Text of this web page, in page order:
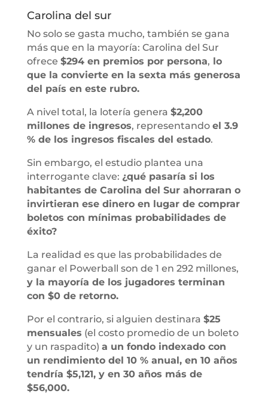
Carolina del sur
No solo se gasta mucho, también se gana
más que en la mayoría: Carolina del Sur
ofrece $294 en premios por persona, lo
que la convierte en la sexta más generosa
del país en este rubro.
A nivel total, la lotería genera $2,200
millones de ingresos, representando el 3.9
% de los ingresos fiscales del estado.
Sin embargo, el estudio plantea una
interrogante clave: ¿qué pasaría si los
habitantes de Carolina del Sur ahorraran o
invirtieran ese dinero en lugar de comprar
boletos con mínimas probabilidades de
éxito?
La realidad es que las probabilidades de
ganar el Powerball son de 1 en 292 millones,
y la mayoría de los jugadores terminan
con $0 de retorno.
Por el contrario, si alguien destinara $25
mensuales (el costo promedio de un boleto
y un raspadito) a un fondo indexado con
un rendimiento del 10 % anual, en 10 años
tendría $5,121, y en 30 años más de
$56,000.